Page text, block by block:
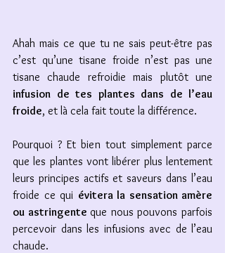
Ahah mais ce que tu ne sais peut-être pas
c’est qu’une tisane froide n’est pas une
infusion de tes plantes dans de l’eau
froide, et là cela fait toute la différence.
Pourquoi ? Et bien tout simplement parce
que les plantes vont libérer plus lentement
leurs principes actifs et saveurs dans l’eau
froide ce qui évitera la sensation amère
ou astringente que nous pouvons parfois
percevoir dans les infusions avec de l’eau
chaude.